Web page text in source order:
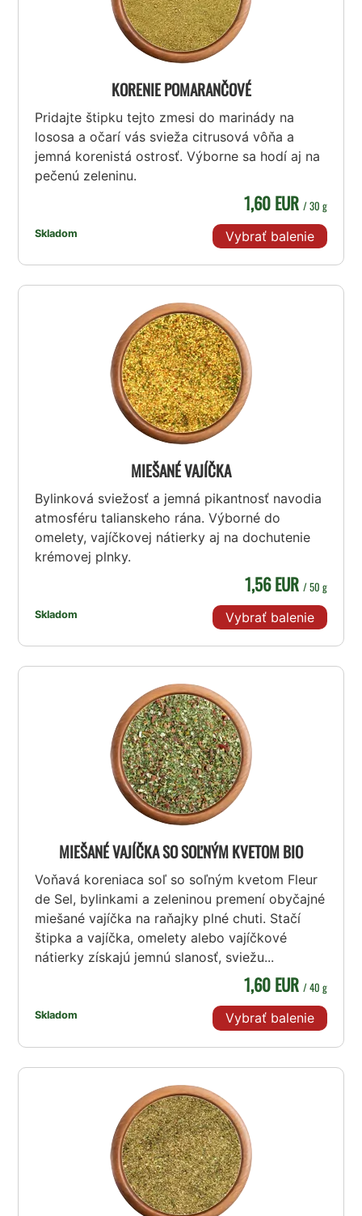
KORENIE POMARANČOVÉ
Pridajte štipku tejto zmesi do marinády na
lososa a očarí vás svieža citrusová vôňa a
jemná korenistá ostrosť. Výborne sa hodí aj na
pečenú zeleninu.
Skladom
1,60 EUR / 30 g
Vybrať balenie
MIEŠANÉ VAJÍČKA
Bylinková sviežosť a jemná pikantnosť navodia
atmosféru talianskeho rána. Výborné do
omelety, vajíčkovej nátierky aj na dochutenie
krémovej plnky.
Skladom
1,56 EUR / 50 g
Vybrať balenie
MIEŠANÉ VAJÍČKA SO SOĽNÝM KVETOM BIO
Voňavá koreniaca soľ so soľným kvetom Fleur
de Sel, bylinkami a zeleninou premení obyčajné
miešané vajíčka na raňajky plné chuti. Stačí
štipka a vajíčka, omelety alebo vajíčkové
nátierky získajú jemnú slanosť, sviežu...
Skladom
1,60 EUR / 40 g
Vybrať balenie